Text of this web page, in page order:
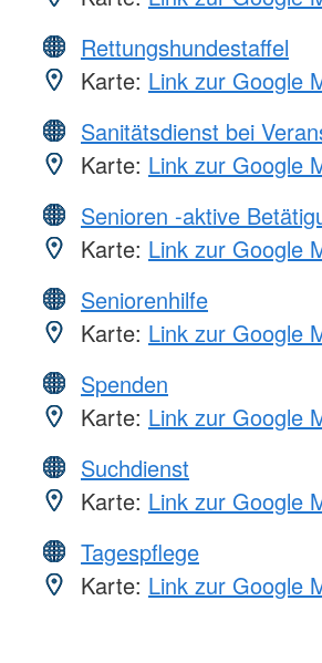
Rettungshundestaffel
Karte: Link zur Google
Sanitätsdienst bei
Karte: Link zur Google
Senioren -aktive
Karte: Link zur Google
Seniorenhilfe
Karte: Link zur Google
Spenden
Karte: Link zur Google
Suchdienst
Karte: Link zur Google
Tagespflege
Karte: Link zur Google